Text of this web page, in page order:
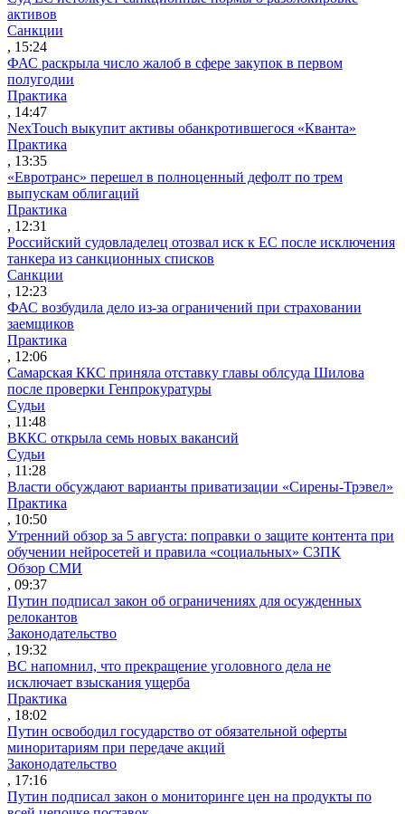
активов
Санкции
, 15:24
ФАС раскрыла число жалоб в сфере закупок в первом
полугодии
Практика
, 14:47
NexTouch выкупит активы обанкротившегося «Кванта»
Практика
, 13:35
«Евротранс» перешел в полноценный дефолт по трем
выпускам облигаций
Практика
, 12:31
Российский судовладелец отозвал иск к ЕС после исключения
танкера из санкционных списков
Санкции
, 12:23
ФАС возбудила дело из-за ограничений при страховании
заемщиков
Практика
, 12:06
Самарская ККС приняла отставку главы облсуда Шилова
после проверки Генпрокуратуры
Судьи
, 11:48
ВККС открыла семь новых вакансий
Судьи
, 11:28
Власти обсуждают варианты приватизации «Сирены-Трэвел»
Практика
, 10:50
Утренний обзор за 5 августа: поправки о защите контента при
обучении нейросетей и правила «социальных» СЗПК
Обзор СМИ
, 09:37
Путин подписал закон об ограничениях для осужденных
релокантов
Законодательство
, 19:32
ВС напомнил, что прекращение уголовного дела не
исключает взыскания ущерба
Практика
, 18:02
Путин освободил государство от обязательной оферты
миноритариям при передаче акций
Законодательство
, 17:16
Путин подписал закон о мониторинге цен на продукты по